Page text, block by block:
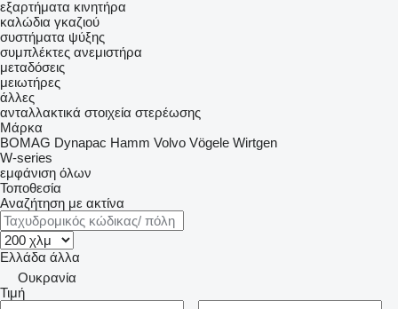
εξαρτήματα κινητήρα
καλώδια γκαζιού
συστήματα ψύξης
συμπλέκτες ανεμιστήρα
μεταδόσεις
μειωτήρες
άλλες
ανταλλακτικά στοιχεία στερέωσης
Μάρκα
BOMAG Dynapac Hamm Volvo Vögele Wirtgen
W-series
εμφάνιση όλων
Τοποθεσία
Αναζήτηση με ακτίνα
Ελλάδα άλλα
Ουκρανία
Τιμή